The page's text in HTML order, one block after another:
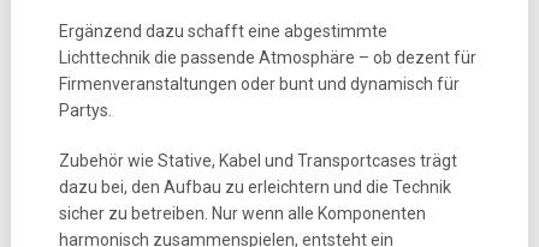
Ergänzend dazu schafft eine abgestimmte
Lichttechnik die passende Atmosphäre – ob dezent für
Firmenveranstaltungen oder bunt und dynamisch für
Partys.
Zubehör wie Stative, Kabel und Transportcases trägt
dazu bei, den Aufbau zu erleichtern und die Technik
sicher zu betreiben. Nur wenn alle Komponenten
harmonisch zusammenspielen, entsteht ein